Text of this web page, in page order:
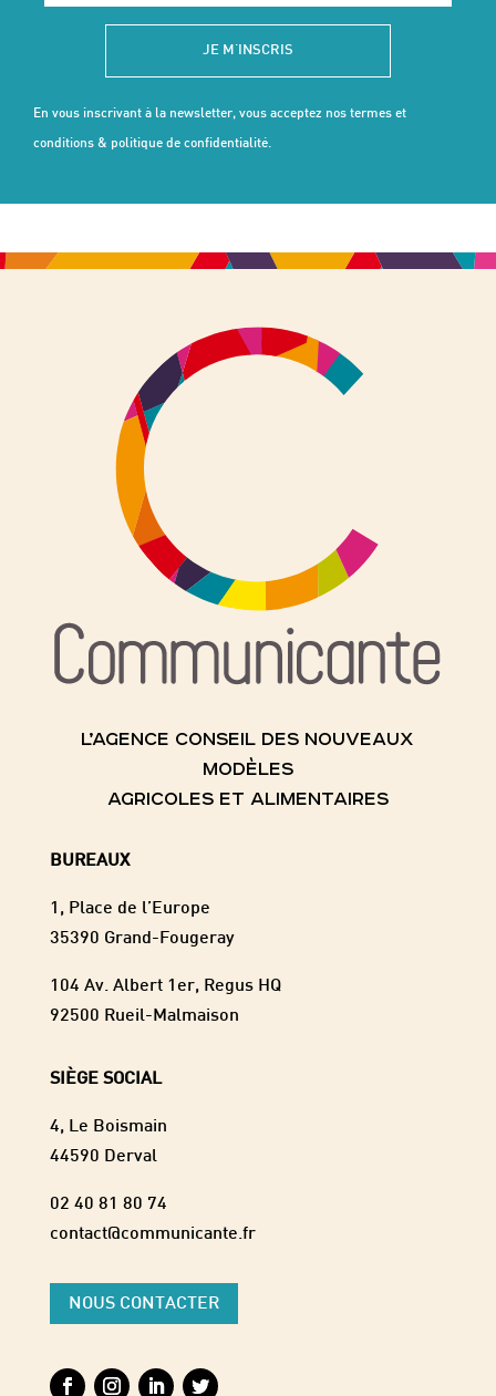
JE M'INSCRIS
En vous inscrivant à la newsletter, vous acceptez nos termes et
conditions & politique de confidentialité.
L’AGENCE CONSEIL DES NOUVEAUX
MODÈLES
AGRICOLES ET ALIMENTAIRES
BUREAUX
1, Place de l’Europe
35390 Grand-Fougeray
104 Av. Albert 1er, Regus HQ
92500 Rueil-Malmaison
SIÈGE SOCIAL
4, Le Boismain
44590 Derval
02 40 81 80 74
contact@communicante.fr
NOUS CONTACTER